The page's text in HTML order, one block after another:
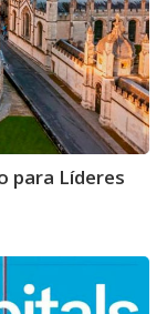
para Líderes